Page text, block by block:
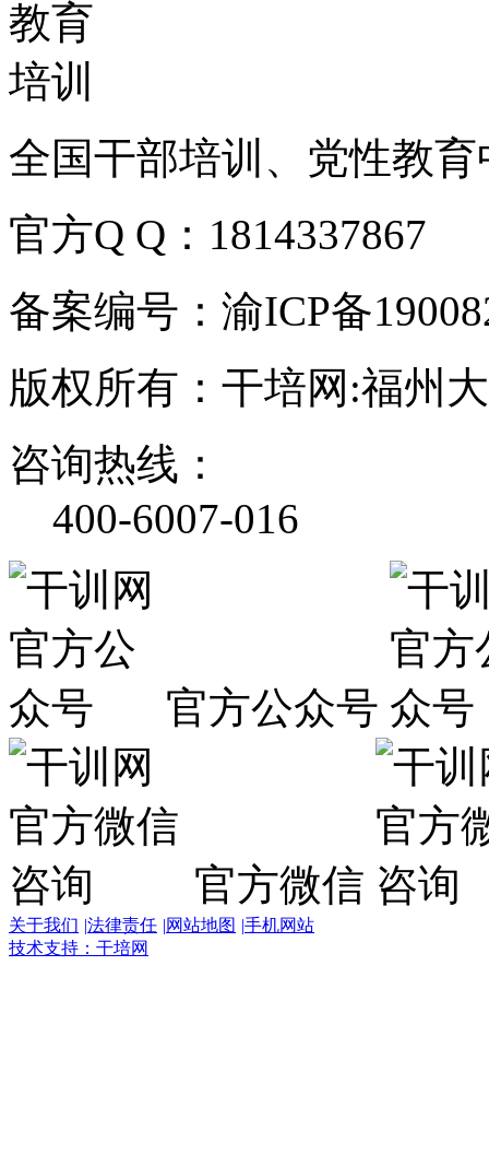
全国干部培训、党性教
官方Q Q：1814337867
备案编号：渝ICP备
版权所有：干培网:福州
咨询热线：
400-6007-016
官方公众号
官方微信
关于我们 |法律责任 |网站地图 |手机网站
技术支持：干培网